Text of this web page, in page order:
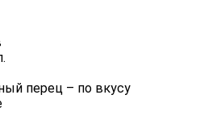
перец – по вкусу